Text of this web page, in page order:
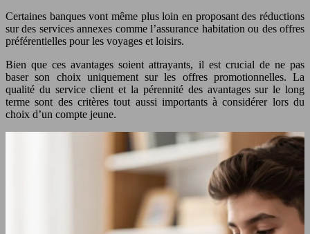
Certaines banques vont même plus loin en proposant des réductions
sur des services annexes comme l’assurance habitation ou des offres
préférentielles pour les voyages et loisirs.
Bien que ces avantages soient attrayants, il est crucial de ne pas
baser son choix uniquement sur les offres promotionnelles. La
qualité du service client et la pérennité des avantages sur le long
terme sont des critères tout aussi importants à considérer lors du
choix d’un compte jeune.